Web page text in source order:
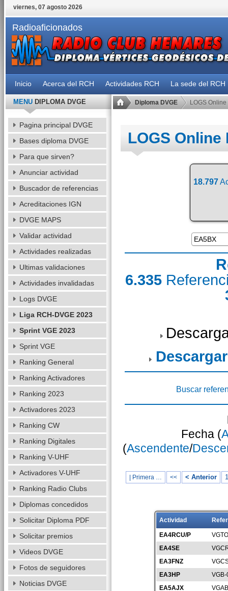
viernes, 07 agosto 2026
Radioaficionados
Inicio Acerca del RCH Actividades RCH La sede del RCH
Diploma DVGE LOGS Online
LOGS Online
18.797
6.335
Buscar
Fecha (
(Ascendente/
| Primera … << < Anterior
Actividad
EA4RCU/P
EA4SE
EA3FNZ
EA3HP
EA5AJX
MENUDIPLOMA DVGE
Pagina principal DVGE
Bases diploma DVGE
Para que sirven?
Anunciar actividad
Buscador de referencias
Acreditaciones IGN
DVGE MAPS
Validar actividad
Actividades realizadas
Ultimas validaciones
Actividades invalidadas
Logs DVGE
Liga RCH-DVGE 2023
Sprint VGE 2023
Sprint VGE
Ranking General
Ranking Activadores
Ranking 2023
Activadores 2023
Ranking CW
Ranking Digitales
Ranking V-UHF
Activadores V-UHF
Ranking Radio Clubs
Diplomas concedidos
Solicitar Diploma PDF
Solicitar premios
Videos DVGE
Fotos de seguidores
Noticias DVGE